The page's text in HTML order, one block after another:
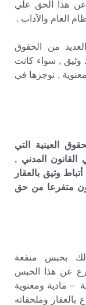
عن هذا الحق علي
العام والآداب .
من الحقوق
وثيق , سواء كانت
, نوجزها في
العينية التي
المدني ,
وثيق بالعقار
متفرعا من حق
بحبس منفعة
عن هذا الحبس
– مادية ومعنوية
وملحقاته